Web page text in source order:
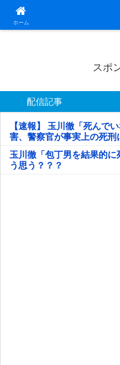
ホーム日本第一！ニュー
スポ
配信記事
【速報】 玉川徹「死んで
害、警察官が事実上の死刑
玉川徹「包丁男を結果的
う思う？？？